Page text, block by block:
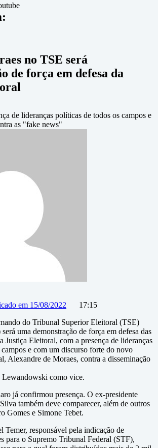
no TSE será
de força em defesa da
de lideranças políticas de todos os campos e
as "fake news"
em 15/08/2022
17:15
do Tribunal Superior Eleitoral (TSE)
uma demonstração de força em defesa das
Justiça Eleitoral, com a presença de lideranças
e com um discurso forte do novo
Alexandre de Moraes, contra a disseminação
Lewandowski como vice.
já confirmou presença. O ex-presidente
também deve comparecer, além de outros
Gomes e Simone Tebet.
Temer, responsável pela indicação de
para o Supremo Tribunal Federal (STF),